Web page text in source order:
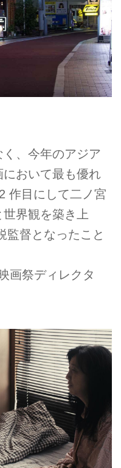
く、今年のアジア
おいて最も優れ
作目にして二ノ宮
界観を築き上
監督となったこと
画祭ディレクタ